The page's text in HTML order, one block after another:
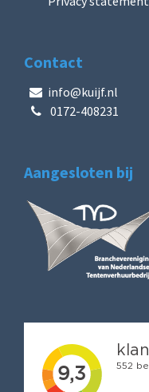
Contact
info@kuijf.nl
0172-408231
Aangesloten bij